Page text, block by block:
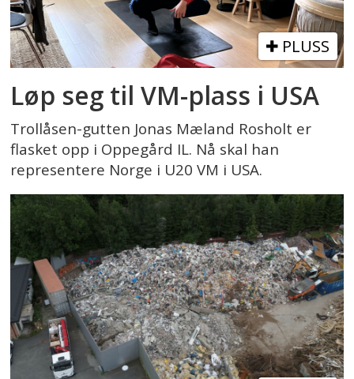
PLUSS
Løp seg til VM-plass i USA
Trollåsen-gutten Jonas Mæland Rosholt er
flasket opp i Oppegård IL. Nå skal han
representere Norge i U20 VM i USA.